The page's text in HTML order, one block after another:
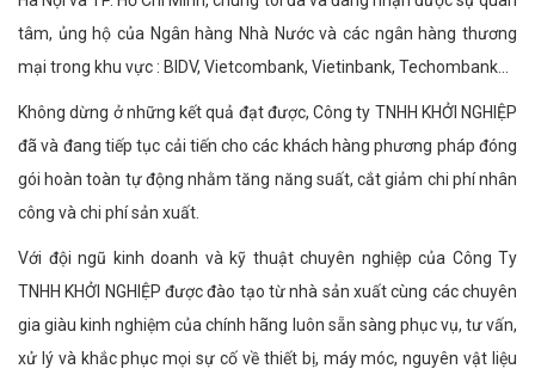
tâm, ủng hộ của Ngân hàng Nhà Nước và các ngân hàng thương
mại trong khu vực : BIDV, Vietcombank, Vietinbank, Techombank...
Không dừng ở những kết quả đạt được, Công ty TNHH KHỞI NGHIỆP
đã và đang tiếp tục cải tiến cho các khách hàng phương pháp đóng
gói hoàn toàn tự động nhằm tăng năng suất, cắt giảm chi phí nhân
công và chi phí sản xuất.
Với đội ngũ kinh doanh và kỹ thuật chuyên nghiệp của Công Ty
TNHH KHỞI NGHIỆP được đào tạo từ nhà sản xuất cùng các chuyên
gia giàu kinh nghiệm của chính hãng luôn sẵn sàng phục vụ, tư vấn,
xử lý và khắc phục mọi sự cố về thiết bị, máy móc, nguyên vật liệu